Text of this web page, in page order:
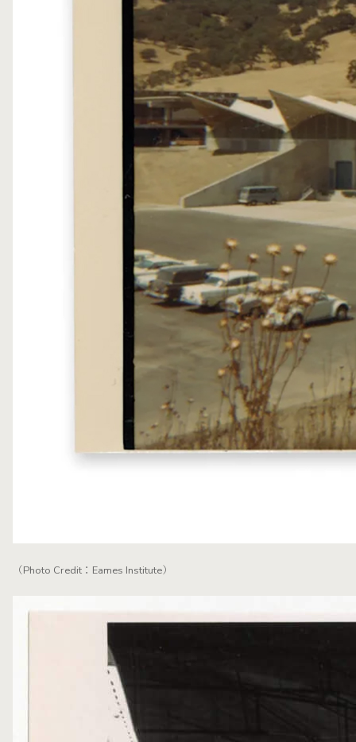
（Photo Credit：Eames Institute）